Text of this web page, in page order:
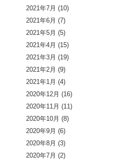
2021年7月 (10)
2021年6月 (7)
2021年5月 (5)
2021年4月 (15)
2021年3月 (19)
2021年2月 (9)
2021年1月 (4)
2020年12月 (16)
2020年11月 (11)
2020年10月 (8)
2020年9月 (6)
2020年8月 (3)
2020年7月 (2)